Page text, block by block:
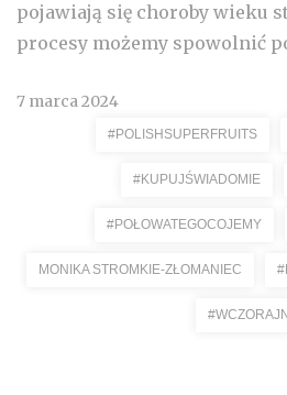
pojawiają się choroby wieku
procesy możemy spowolnić
7 marca 2024
#POLISHSUPERFRUITS
#KUPUJŚWIADOMIE
#POŁOWATEGOCOJEMY
MONIKA STROMKIE-ZŁOMANIEC